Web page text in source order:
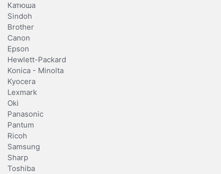
Катюша
Sindoh
Brother
Canon
Epson
Hewlett-Packard
Konica - Minolta
Kyocera
Lexmark
Oki
Panasonic
Pantum
Ricoh
Samsung
Sharp
Toshiba